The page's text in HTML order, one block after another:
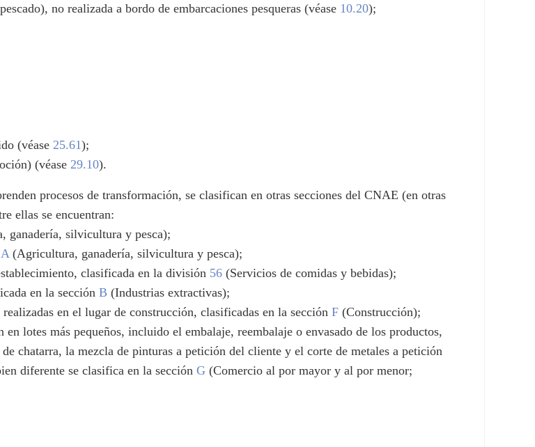
no realizada a bordo de embarcaciones pesqueras (véase 10.20);
(véase 25.61);
(véase 29.10).
procesos de transformación, se clasifican en otras secciones del CNAE (en otras
ellas se encuentran:
ganadería, silvicultura y pesca);
A (Agricultura, ganadería, silvicultura y pesca);
clasificada en la división 56 (Servicios de comidas y bebidas);
en la secciónB (Industrias extractivas);
en el lugar de construcción, clasificadas en la secciónF (Construcción);
lotes más pequeños, incluido el embalaje, reembalaje o envasado de los productos,
chatarra, la mezcla de pinturas a petición del cliente y el corte de metales a petición
diferente se clasifica en la secciónG (Comercio al por mayor y al por menor;